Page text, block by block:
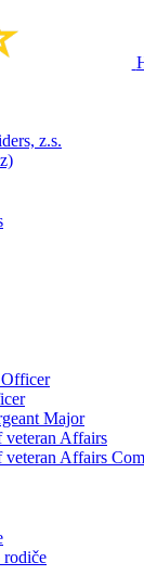
z.s.
Major
veteran Affairs
veteran Affairs
rodiče